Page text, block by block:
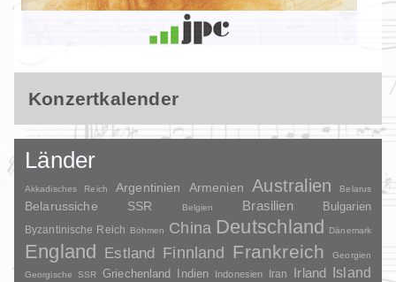
Konzertkalender
Länder
Akkadisches Reich Argentinien Armenien Australien Belarus
Belarussiche SSR Belgien Brasilien Bulgarien
Byzantinische Reich Böhmen China Deutschland Dänemark
England Estland Finnland Frankreich
Georgien
Georgische SSR
Griechenland Indien Indonesien Iran Irland
Island